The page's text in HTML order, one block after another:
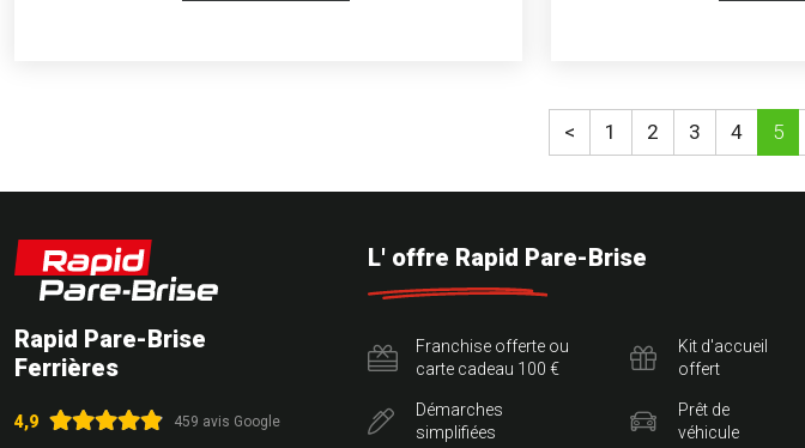
< 1 2 3 4 5
Rapid Pare-Brise
Ferrières
4,9 459 avis Google
L' offre Rapid Pare-Brise
Franchise offerte ou
carte cadeau 100 €
Démarches
simplifiées
Kit d'accueil
offert
Prêt de
véhicule